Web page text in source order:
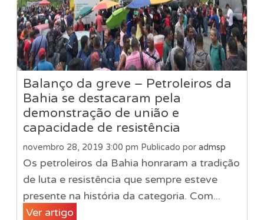
Balanço da greve – Petroleiros da
Bahia se destacaram pela
demonstração de união e
capacidade de resistência
novembro 28, 2019 3:00 pm Publicado por admsp
Os petroleiros da Bahia honraram a tradição
de luta e resistência que sempre esteve
presente na história da categoria. Com...
Ver artigo